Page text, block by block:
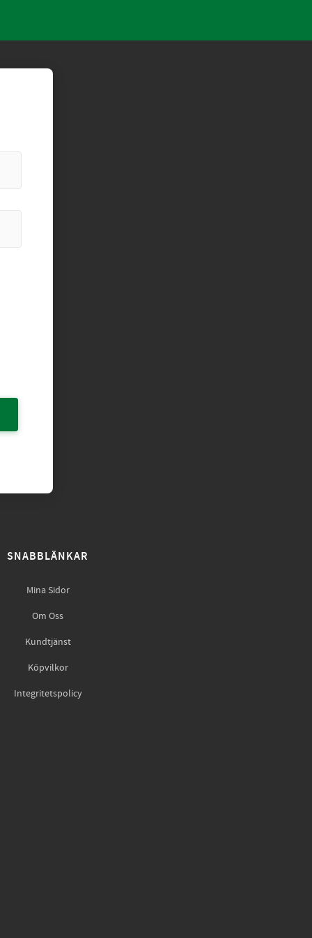
SNABBLÄNKAR
Mina Sidor
Om Oss
Kundtjänst
Köpvilkor
Integritetspolicy